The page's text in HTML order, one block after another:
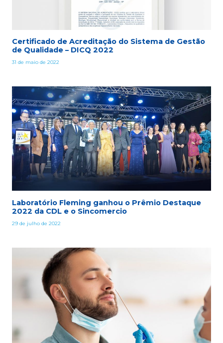
Certificado de Acreditação do Sistema de Gestão
de Qualidade – DICQ 2022
31 de maio de 2022
Laboratório Fleming ganhou o Prêmio Destaque
2022 da CDL e o Sincomercio
29 de julho de 2022